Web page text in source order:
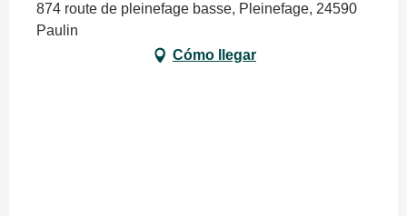
874 route de pleinefage basse, Pleinefage, 24590
Paulin
Cómo llegar